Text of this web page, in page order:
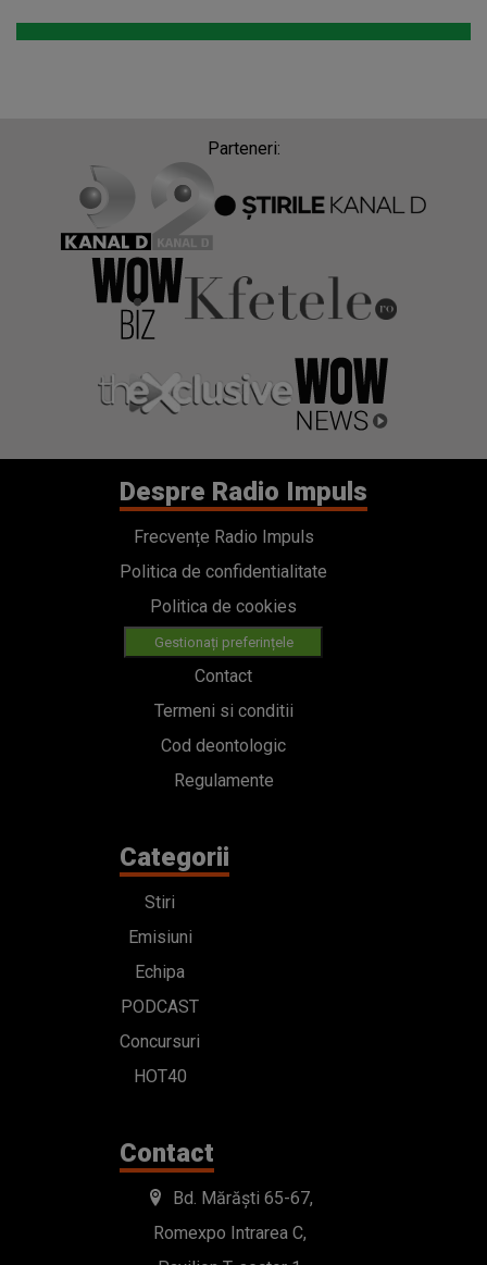
Parteneri:
Despre Radio Impuls
Frecvențe Radio Impuls
Politica de confidentialitate
Politica de cookies
Gestionați preferințele
Contact
Termeni si conditii
Cod deontologic
Regulamente
Categorii
Stiri
Emisiuni
Echipa
PODCAST
Concursuri
HOT40
Contact
Bd. Mărăști 65-67,
Romexpo Intrarea C,